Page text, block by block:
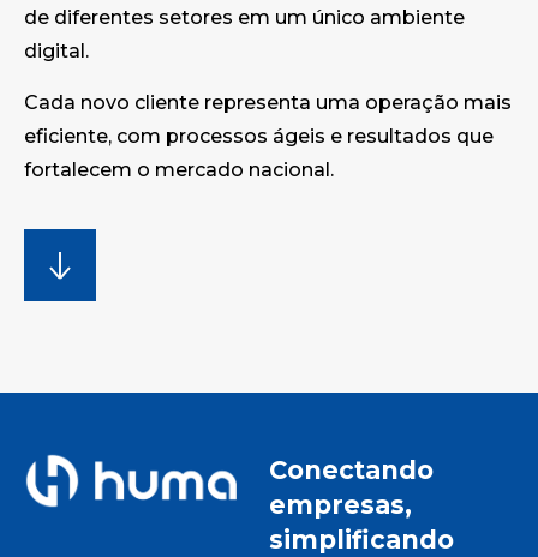
de diferentes setores em um único ambiente
digital.
Cada novo cliente representa uma operação mais
eficiente, com processos ágeis e resultados que
fortalecem o mercado nacional.
Conectando
empresas,
simplificando